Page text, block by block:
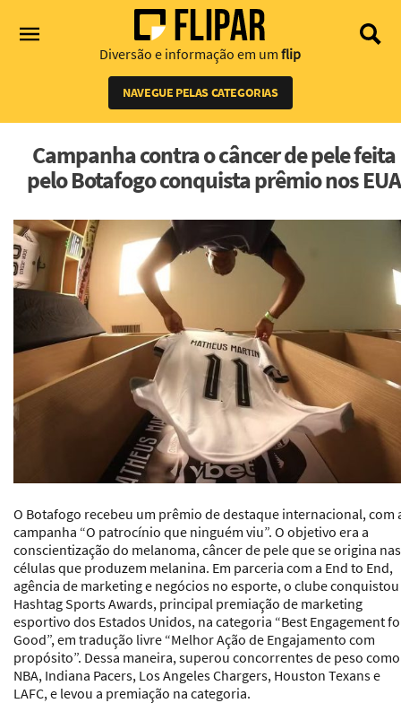
Diversão e informação em um flip
NAVEGUE PELAS CATEGORIAS
Campanha contra o câncer de pele feita
pelo Botafogo conquista prêmio nos EUA
O Botafogo recebeu um prêmio de destaque internacional, com
campanha “O patrocínio que ninguém viu”. O objetivo era a
conscientização do melanoma, câncer de pele que se origina nas
células que produzem melanina. Em parceria com a End to End,
agência de marketing e negócios no esporte, o clube
Hashtag Sports Awards, principal premiação de marketing
esportivo dos Estados Unidos, na categoria “Best Engagement
Good”, em tradução livre “Melhor Ação de Engajamento com
propósito”. Dessa maneira, superou concorrentes de peso como
NBA, Indiana Pacers, Los Angeles Chargers, Houston Texans e
LAFC, e levou a premiação na categoria.